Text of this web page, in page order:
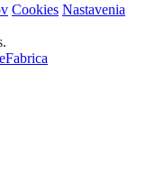
Cookies Nastavenia
eFabrica